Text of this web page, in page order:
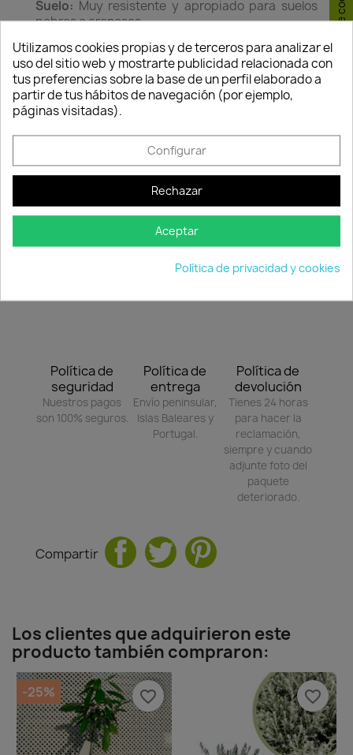
Suelo: Muy resistente y apropiado para suelos
pobres o arenosos.
Riego:Durante el crecimiento, riego moderado.
Resiste la sequía.
Abonado:Todos los meses si se cultiva en
contenedor es suficiente con un abono universal
una aportación de materia orgánica en la
primavera junto con abono mineral nitroflower, y
una segunda aportación de nitroflower al
Podas:No es necesario más que una ligera poda
de mantenimiento. Se cortan los tallos floríferos
hasta la mitad después de la floración.
Política de
seguridad
Nuestros pagos
son 100% seguros.
Política de
entrega
Envío peninsular,
Islas Baleares y
Portugal.
Política de
devolución
Tienes 24 horas
para hacer la
reclamación,
siempre y cuando
adjunte foto del
paquete
deteriorado.
Compartir
Los clientes que adquirieron este
producto también compraron:
-25% favorite_border favorite_border
Utilizamos cookies propias y de terceros para analizar el
uso del sitio web y mostrarte publicidad relacionada con
tus preferencias sobre la base de un perfil elaborado a
partir de tus hábitos de navegación (por ejemplo,
páginas visitadas).
Configurar
Rechazar
Aceptar
Política de privacidad y cookies
Consentimiento de cookies